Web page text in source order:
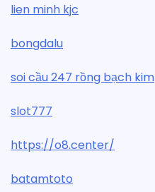
lien minh kjc
bongdalu
soi cầu 247 rồng bạch kim
slot777
https://o8.center/
batamtoto